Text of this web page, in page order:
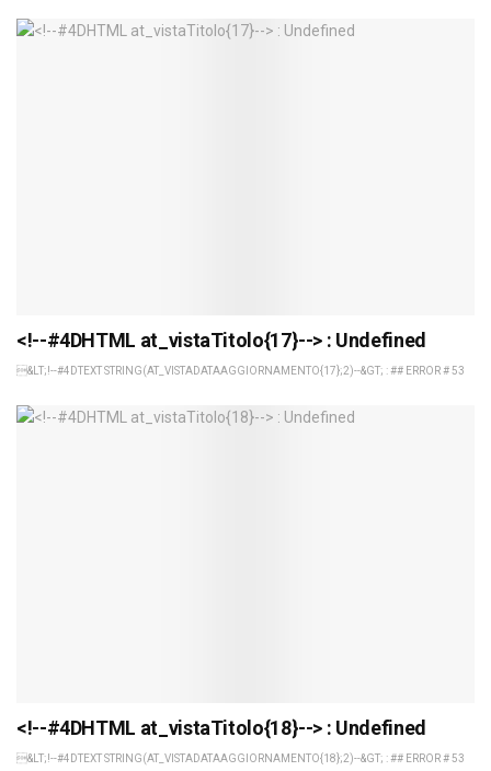
<!--#4DHTML at_vistaTitolo{17}--> : Undefined
&LT;!--#4DTEXT STRING(AT_VISTADATAAGGIORNAMENTO{17};2)--&GT; : ## ERROR # 53
<!--#4DHTML at_vistaTitolo{18}--> : Undefined
&LT;!--#4DTEXT STRING(AT_VISTADATAAGGIORNAMENTO{18};2)--&GT; : ## ERROR # 53